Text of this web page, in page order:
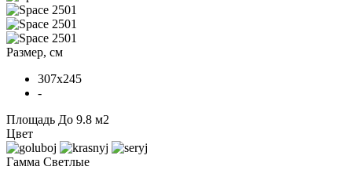
Размер, см
307x245
-
Площадь До 9.8 м2
Цвет
Гамма Светлые